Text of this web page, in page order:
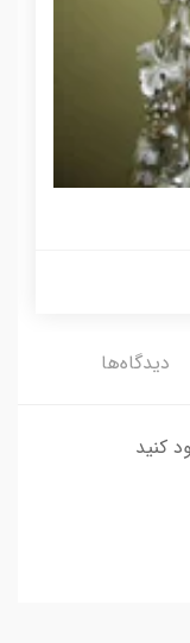
دیدگاه‌ها
کنید